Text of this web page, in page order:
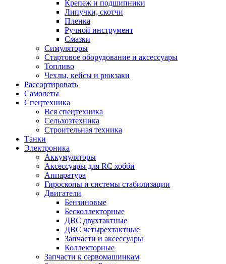
Крепеж и подшипники
Липучки, скотчи
Пленка
Ручной инструмент
Смазки
Симуляторы
Стартовое оборудование и аксессуары
Топливо
Чехлы, кейсы и рюкзаки
Рассортировать
Самолеты
Спецтехника
Вся спецтехника
Сельхозтехника
Строительная техника
Танки
Электроника
Аккумуляторы
Аксессуары для RC хобби
Аппаратура
Гироскопы и системы стабилизации
Двигатели
Бензиновые
Бесколлекторные
ДВС двухтактные
ДВС четырехтактные
Запчасти и аксессуары
Коллекторные
Запчасти к сервомашинкам